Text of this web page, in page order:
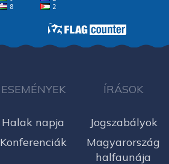
ESEMÉNYEK
Halak napja
Konferenciák
ÍRÁSOK
Jogszabályok
Magyarország
halfaunája